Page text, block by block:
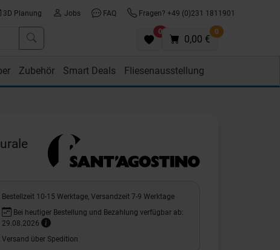
3D Planung Jobs FAQ Fragen? +49 (0)231 1811901
0 0
0,00 €
Zubehör Smart Deals Fliesenausstellung
Bestellzeit 10-15 Werktage, Versandzeit 7-9 Werktage
Bei heutiger Bestellung und Bezahlung verfügbar ab:
29.08.2026
Versand über Spedition